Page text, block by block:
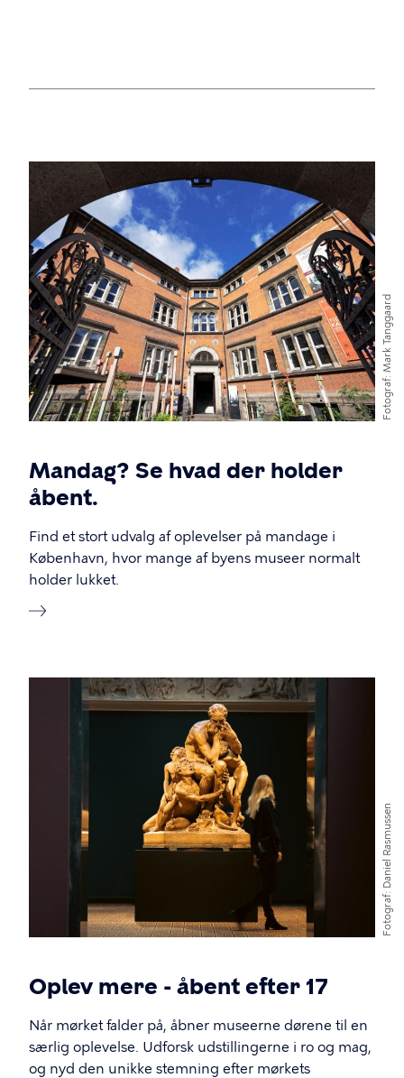
Fotograf
Mark Tanggaard
Mandag? Se hvad der holder
åbent.
Find et stort udvalg af oplevelser på mandage i
København, hvor mange af byens museer normalt
holder lukket.
Fotograf
Daniel Rasmussen
Oplev mere - åbent efter 17
Når mørket falder på, åbner museerne dørene til en
særlig oplevelse. Udforsk udstillingerne i ro og mag,
og nyd den unikke stemning efter mørkets